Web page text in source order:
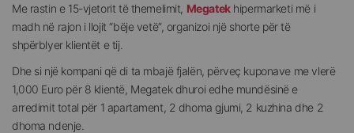
Me rastin e 15-vjetorit të themelimit, Megatekhipermarketi më i
madh në rajon i llojit “bëje vetë”, organizoi një shorte për të
shpërblyer klientët e tij.
Dhe si një kompani që di ta mbajë fjalën, përveç kuponave me vlerë
1,000 Euro për 8 klientë, Megatek dhuroi edhe mundësinë e
arredimit total për 1 apartament, 2 dhoma gjumi, 2 kuzhina dhe 2
dhoma ndenje.